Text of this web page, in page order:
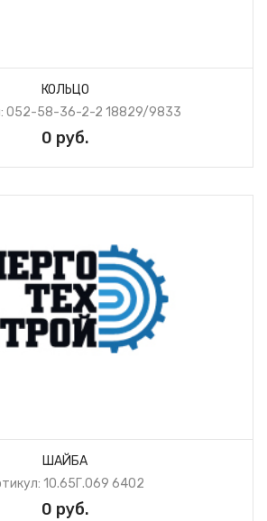
КОЛЬЦО
052-58-36-2-2 18829/9833
0 руб.
ШАЙБА
10.65Г.069 6402
0 руб.